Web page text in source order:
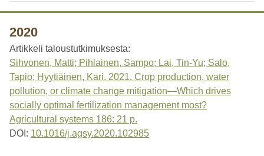
2020
Artikkeli taloustutkimuksesta:
Sihvonen, Matti; Pihlainen, Sampo; Lai, Tin-Yu; Salo,
Tapio; Hyytiäinen, Kari. 2021. Crop production, water
pollution, or climate change mitigation—Which drives
socially optimal fertilization management most?
Agricultural systems 186: 21 p.
DOI: 10.1016/j.agsy.2020.102985